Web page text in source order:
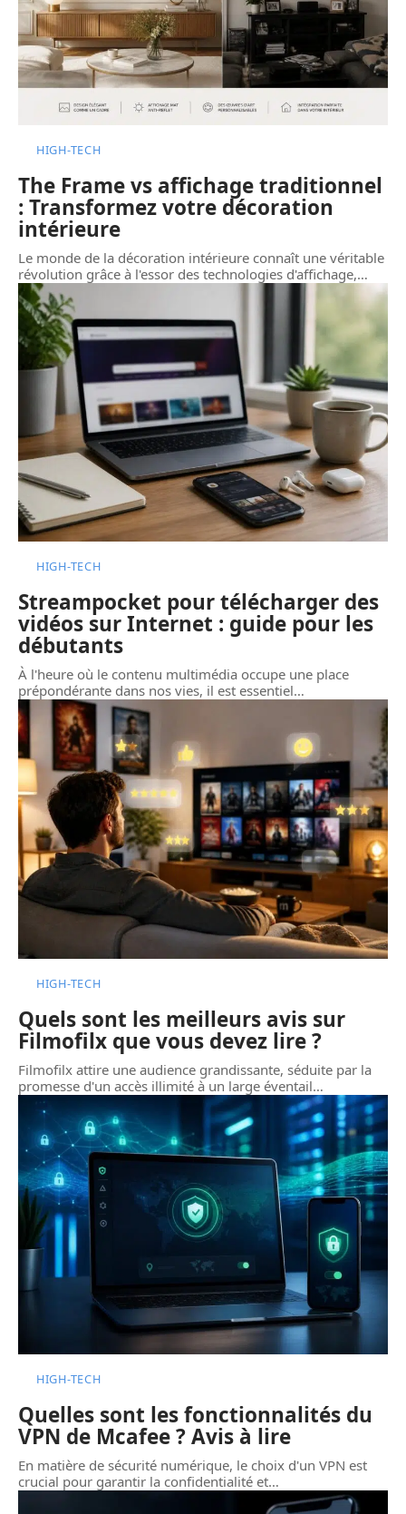
HIGH-TECH
The Frame vs affichage traditionnel
: Transformez votre décoration
intérieure
Le monde de la décoration intérieure connaît une véritable
révolution grâce à l'essor des technologies d'affichage,…
HIGH-TECH
Streampocket pour télécharger des
vidéos sur Internet : guide pour les
débutants
À l'heure où le contenu multimédia occupe une place
prépondérante dans nos vies, il est essentiel…
HIGH-TECH
Quels sont les meilleurs avis sur
Filmofilx que vous devez lire ?
Filmofilx attire une audience grandissante, séduite par la
promesse d'un accès illimité à un large éventail…
HIGH-TECH
Quelles sont les fonctionnalités du
VPN de Mcafee ? Avis à lire
En matière de sécurité numérique, le choix d'un VPN est
crucial pour garantir la confidentialité et…